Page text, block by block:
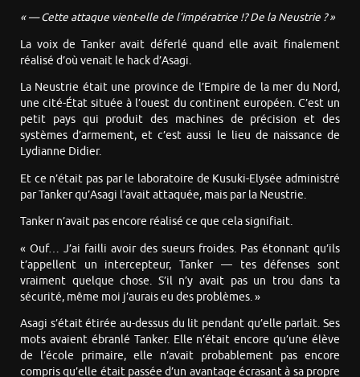
« — Cette attaque vient-elle de l’impératrice !? De la Neustrie ? »
La voix de Tanker avait déferlé quand elle avait finalement
réalisé d’où venait le hack d’Asagi.
La Neustrie était une province de l’Empire de la mer du Nord,
une cité-État située à l’ouest du continent européen. C’est un
petit pays qui produit des machines de précision et des
systèmes d’armement, et c’est aussi le lieu de naissance de
Lydianne Didier.
Et ce n’était pas par le laboratoire de Kusuki-Elysée administré
par Tanker qu’Asagi l’avait attaquée, mais par la Neustrie.
Tanker n’avait pas encore réalisé ce que cela signifiait.
« Ouf… J’ai failli avoir des sueurs froides. Pas étonnant qu’ils
t’appellent un intercepteur, Tanker — tes défenses sont
vraiment quelque chose. S’il n’y avait pas un trou dans ta
sécurité, même moi j’aurais eu des problèmes. »
Asagi s’était étirée au-dessus du lit pendant qu’elle parlait. Ses
mots avaient ébranlé Tanker. Elle n’était encore qu’une élève
de l’école primaire, elle n’avait probablement pas encore
compris qu’elle était passée d’un avantage écrasant à sa propre